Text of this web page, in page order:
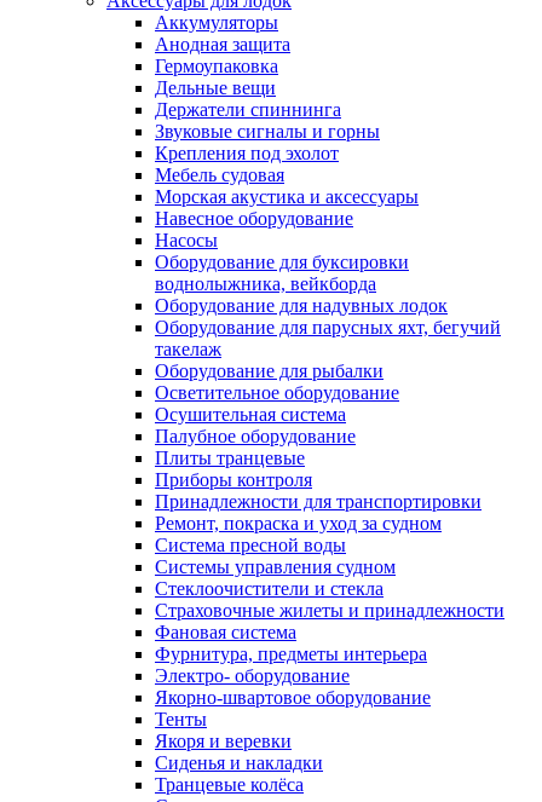
Аккумуляторы
Анодная защита
Гермоупаковка
Дельные вещи
Держатели спиннинга
Звуковые сигналы и горны
Крепления под эхолот
Мебель судовая
Морская акустика и аксессуары
Навесное оборудование
Насосы
Оборудование для буксировки
воднолыжника, вейкборда
Оборудование для надувных лодок
Оборудование для парусных яхт, бегучий
такелаж
Оборудование для рыбалки
Осветительное оборудование
Осушительная система
Палубное оборудование
Плиты транцевые
Приборы контроля
Принадлежности для транспортировки
Ремонт, покраска и уход за судном
Система пресной воды
Системы управления судном
Стеклоочистители и стекла
Страховочные жилеты и принадлежности
Фановая система
Фурнитура, предметы интерьера
Электро- оборудование
Якорно-швартовое оборудование
Тенты
Якоря и веревки
Сиденья и накладки
Транцевые колёса